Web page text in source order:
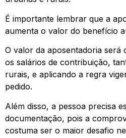
É importante lembrar que a
aumenta o valor do benefício
O valor da aposentadoria será
os salários de contribuição,
rurais, e aplicando a regra
pedido.
Além disso, a pessoa precisa
documentação, pois a
costuma ser o maior desafio